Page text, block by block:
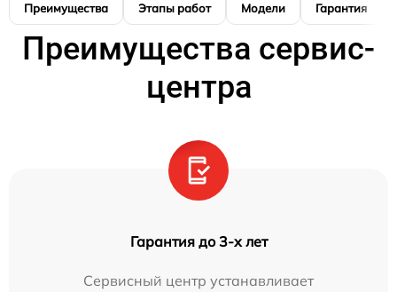
Преимущества Этапы работ Модели Гарантия
Преимущества сервис-
центра
Гарантия до 3-х лет
Сервисный центр устанавливает